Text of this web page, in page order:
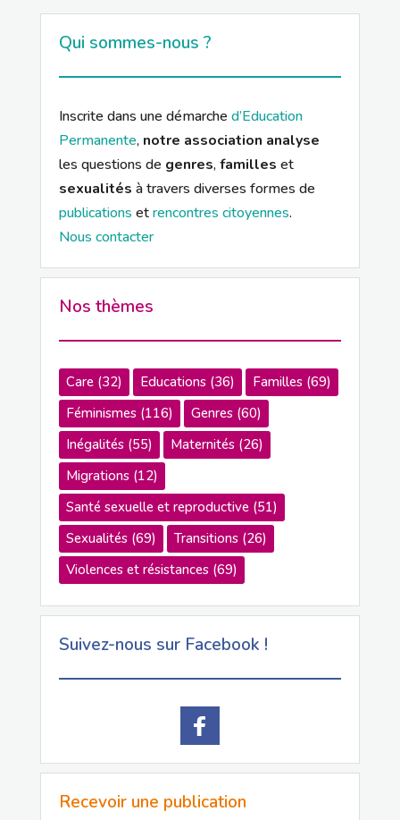
Qui sommes-nous ?
Inscrite dans une démarche d’Education
Permanente, notre association analyse
les questions de genres,familles et
sexualités à travers diverses formes de
publications etrencontres citoyennes.
Nous contacter
Nos thèmes
Care(32) Educations(36) Familles(69)
Féminismes(116) Genres(60)
Inégalités(55) Maternités(26)
Migrations(12)
Santé sexuelle et reproductive(51)
Sexualités(69) Transitions(26)
Violences et résistances(69)
Suivez-nous sur Facebook !
Recevoir une publication